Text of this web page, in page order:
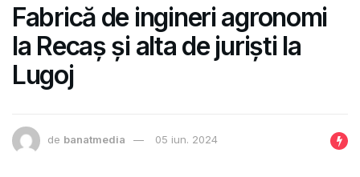
Fabrică de ingineri agronomi
la Recaș și alta de juriști la
Lugoj
de banatmedia 05 iun. 2024